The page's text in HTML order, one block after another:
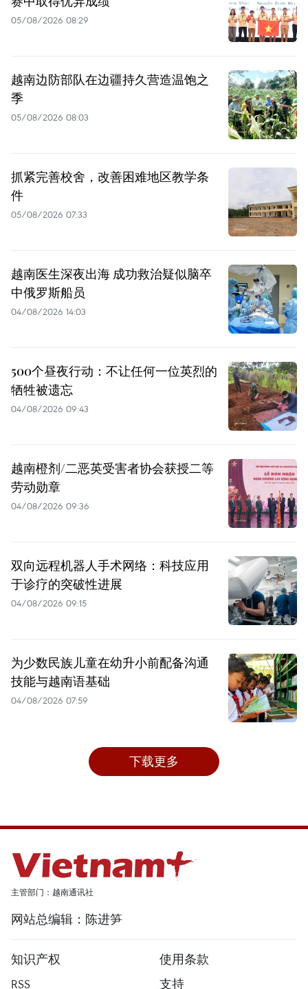
05/08/2026 08:29
越南边防部队在边疆持久营造温饱之
季
05/08/2026 08:03
抓紧完善校舍，改善困难地区教学条
件
05/08/2026 07:33
越南医生深夜出海 成功救治疑似脑卒
中俄罗斯船员
04/08/2026 14:03
500个昼夜行动：不让任何一位英烈的
牺牲被遗忘
04/08/2026 09:43
越南橙剂/二恶英受害者协会获授二等
劳动勋章
04/08/2026 09:36
双向远程机器人手术网络：科技应用
于诊疗的突破性进展
04/08/2026 09:15
为少数民族儿童在幼升小前配备沟通
技能与越南语基础
04/08/2026 07:59
下载更多
主管部门：越南通讯社
网站总编辑：陈进笋
知识产权
使用条款
RSS
支持